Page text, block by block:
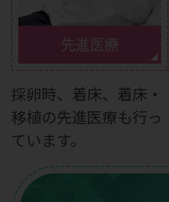
先進医療
採卵時、着床、着床・
移植の先進医療も行っ
ています。